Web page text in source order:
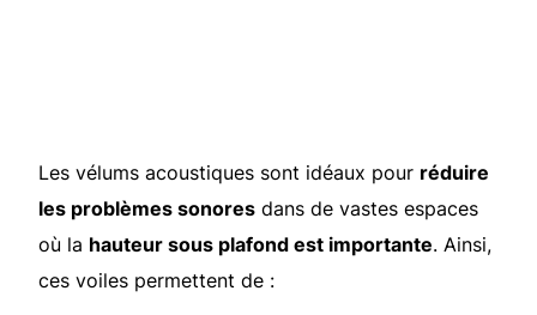
Les vélums acoustiques sont idéaux pour réduire
les problèmes sonores dans de vastes espaces
où la hauteur sous plafond est importante. Ainsi,
ces voiles permettent de :